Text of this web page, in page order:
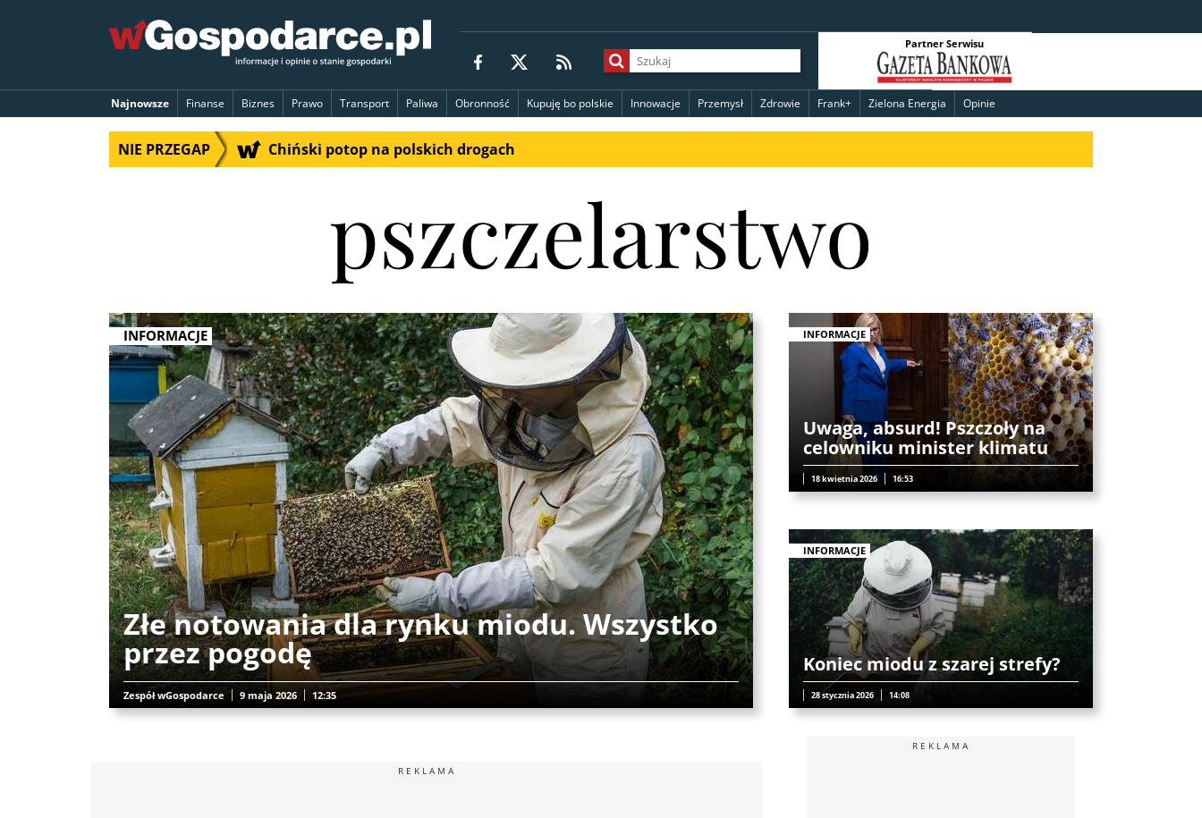
Partner Serwisu
Najnowsze Finanse Biznes Prawo Transport Paliwa Obronność Kupuję bo polskie Innowacje Przemysł Zdrowie Frank+ Zielona Energia Opinie
NIE PRZEGAP Chiński potop na polskich drogach
pszczelarstwo
INFORMACJE
Złe notowania dla rynku miodu. Wszystko
przez pogodę
Zespół wGospodarce 9 maja 2026 12:35
INFORMACJE
Uwaga, absurd! Pszczoły na
celowniku minister klimatu
18 kwietnia 2026 16:53
INFORMACJE
Koniec miodu z szarej strefy?
28 stycznia 2026 14:08
REKLAMA
REKLAMA